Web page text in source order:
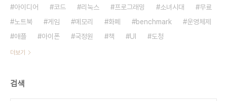
아이디어
코드 리눅스 프로그래밍 소녀시대
무료
노트북
게임 메모리 화폐 benchmark
운영체제
애플
아이폰 국정원 책 UI 도청
더보기
검색